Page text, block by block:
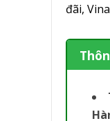
đãi,